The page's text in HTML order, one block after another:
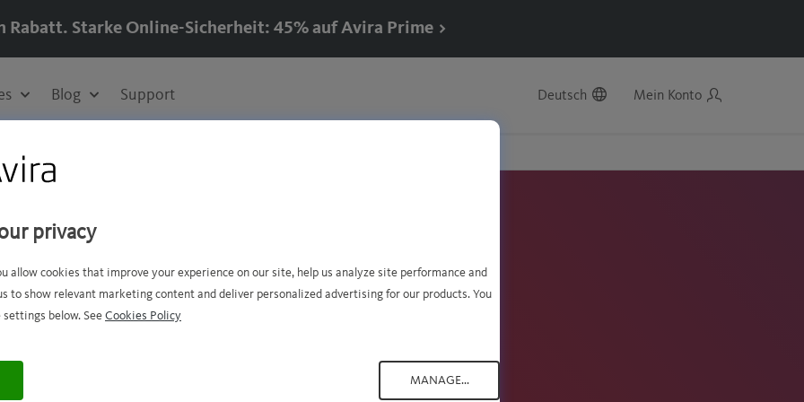
Rabatt. Starke Online-Sicherheit: 45% auf Avira Prime >
Support
Blog Deutsch Mein Konto
privacy
allow cookies that improve your experience on our site, help us analyze site performance and
to show relevant marketing content and deliver personalized advertising for our products. You
below. See Cookies Policy
MANAGE...